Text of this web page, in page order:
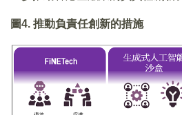
圖4. 推動負責任創新的措施